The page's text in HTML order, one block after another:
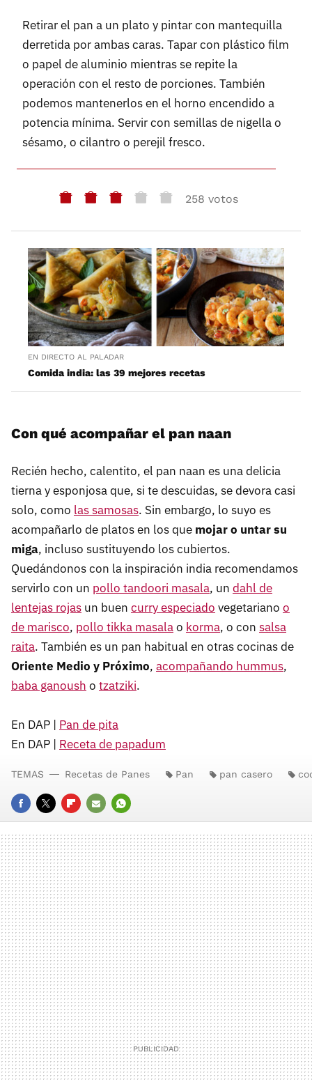
Retirar el pan a un plato y pintar con mantequilla
derretida por ambas caras. Tapar con plástico film
o papel de aluminio mientras se repite la
operación con el resto de porciones. También
podemos mantenerlos en el horno encendido a
potencia mínima. Servir con semillas de nigella o
sésamo, o cilantro o perejil fresco.
258 votos
EN DIRECTO AL PALADAR
Comida india: las 39 mejores recetas
Con qué acompañar el pan naan
Recién hecho, calentito, el pan naan es una delicia
tierna y esponjosa que, si te descuidas, se devora casi
solo, como las samosas. Sin embargo, lo suyo es
acompañarlo de platos en los que mojar o untar su
miga, incluso sustituyendo los cubiertos.
Quedándonos con la inspiración india recomendamos
servirlo con un pollo tandoori masala, un dahl de
lentejas rojas un buen curry especiado vegetariano o
de marisco, pollo tikka masalao korma, o con salsa
raita. También es un pan habitual en otras cocinas de
Oriente Medio y Próximo, acompañando hummus,
baba ganoush o tzatziki.
En DAP | Pan de pita
En DAP | Receta de papadum
FACEBOOK
TWITTERFLIPBOARD
E-
MAIL
WHATSAPP
TEMAS Recetas de Panes Pan pan casero